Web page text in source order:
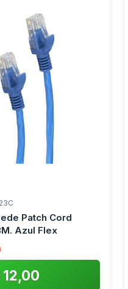
Patch Cord
Azul Flex
12,00